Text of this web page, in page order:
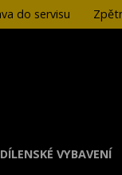
do servisu
DÍLENSKÉ VYBAVENÍ